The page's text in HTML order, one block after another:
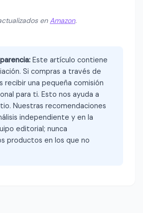
enAmazon.
Este artículo contiene
Si compras a través de
recibir una pequeña comisión
para ti. Esto nos ayuda a
Nuestras recomendaciones
independiente y en la
editorial; nunca
productos en los que no